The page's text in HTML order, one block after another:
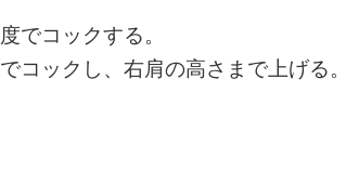
でコックする。
コックし、右肩の高さまで上げる。